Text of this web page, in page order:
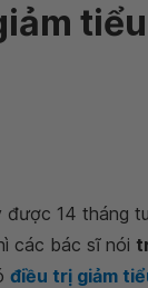
14 tháng
các bác sĩ nói
điều trị giảm